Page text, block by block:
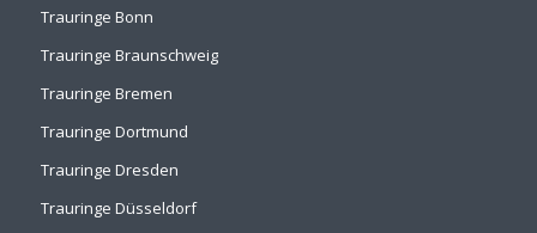
Trauringe Bonn
Trauringe Braunschweig
Trauringe Bremen
Trauringe Dortmund
Trauringe Dresden
Trauringe Düsseldorf